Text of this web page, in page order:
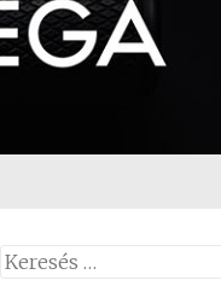
Search